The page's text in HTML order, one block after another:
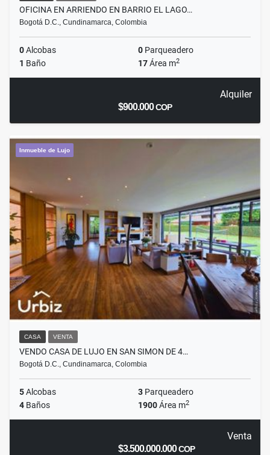
OFICINA EN ARRIENDO EN BARRIO EL LAGO…
Bogotá D.C., Cundinamarca, Colombia
0Alcobas 0 Parqueadero
1 Baño 17Área m2
Alquiler
$900.000COP
Inmueble de Lujo
CASA VENTA
VENDO CASA DE LUJO EN SAN SIMON DE 4…
Bogotá D.C., Cundinamarca, Colombia
5Alcobas 3 Parqueadero
4 Baños 1900Área m2
Venta
$3.500.000.000COP